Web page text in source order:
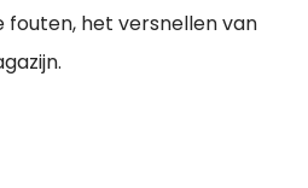
fouten, het versnellen van